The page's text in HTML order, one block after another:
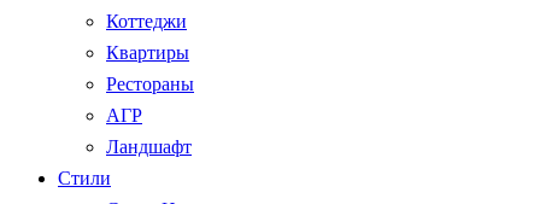
Коттеджи
Квартиры
Рестораны
АГР
Ландшафт
Стили